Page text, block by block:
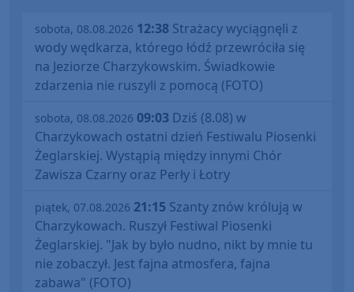
sobota, 08.08.2026 12:38 Strażacy wyciągnęli z
wody wędkarza, którego łódź przewróciła się
na Jeziorze Charzykowskim. Świadkowie
zdarzenia nie ruszyli z pomocą (FOTO)
sobota, 08.08.2026 09:03 Dziś (8.08) w
Charzykowach ostatni dzień Festiwalu Piosenki
Żeglarskiej. Wystąpią między innymi Chór
Zawisza Czarny oraz Perły i Łotry
piątek, 07.08.2026 21:15 Szanty znów królują w
Charzykowach. Ruszył Festiwal Piosenki
Żeglarskiej. "Jak by było nudno, nikt by mnie tu
nie zobaczył. Jest fajna atmosfera, fajna
zabawa" (FOTO)